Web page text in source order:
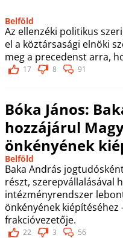
Belföld
Az ellenzéki politikus
el a köztársasági elnöki
meg a precedenst arra,
17 8 91
Bóka János:
hozzájárul
önkényének
Belföld
Baka András
részt, szerepvállalásával
intézményrendszer
önkényének kiépítéséhez
frakcióvezetője.
22 3 56